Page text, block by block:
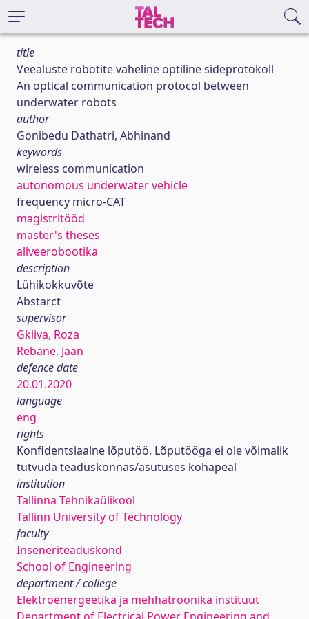
title
Veealuste robotite vaheline optiline sideprotokoll
An optical communication protocol between
underwater robots
author
Gonibedu Dathatri, Abhinand
keywords
wireless communication
autonomous underwater vehicle
frequency micro-CAT
magistritööd
master's theses
allveerobootika
description
Lühikokkuvõte
Abstarct
supervisor
Gkliva, Roza
Rebane, Jaan
defence date
20.01.2020
language
eng
rights
Konfidentsiaalne lõputöö. Lõputööga ei ole võimalik
tutvuda teaduskonnas/asutuses kohapeal
institution
Tallinna Tehnikaülikool
Tallinn University of Technology
faculty
Inseneriteaduskond
School of Engineering
department / college
Elektroenergeetika ja mehhatroonika instituut